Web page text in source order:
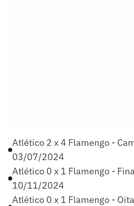
Atlético 2 x 4 Flamengo -
03/07/2024
Atlético 0 x 1 Flamengo -
10/11/2024
Atlético 0 x 1 Flamengo -